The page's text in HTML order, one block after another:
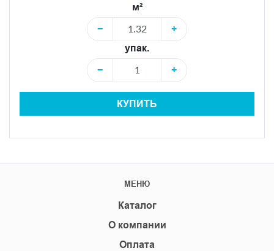
м²
−
+
упак.
−
+
КУПИТЬ
МЕНЮ
Каталог
О компании
Оплата